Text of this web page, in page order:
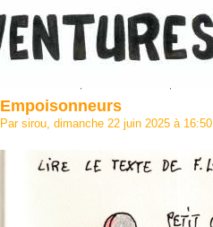
Empoisonneurs
Par sirou, dimanche 22 juin 2025 à